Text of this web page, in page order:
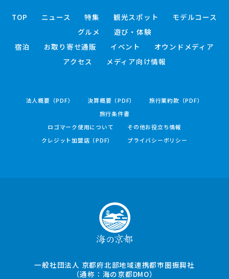
TOP ニュース 特集 観光スポット
モデルコース
グルメ
遊び・体験
宿泊
お取り寄せ通販 イベント
オウンドメディア
アクセス
メディア向け情報
法人概要（PDF） 決算概要（PDF）
旅行業約款（PDF）
旅行条件書
ロゴマーク使用について
その他お役立ち情報
クレジット加盟店（PDF）
プライバシーポリシー
一般社団法人 京都府北部地域連携都市圏振興社
（通称：海の京都DMO）